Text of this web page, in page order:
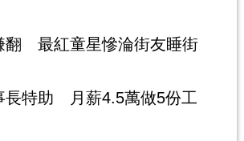
翻 最紅童星慘淪街友睡街
長特助 月薪4.5萬做5份工